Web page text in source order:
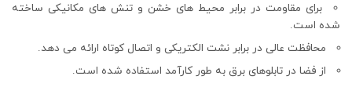
برای مقاومت در برابر محیط های خشن و تنش های مکانیکی ساخته
شده است.
محافظت عالی در برابر نشت الکتریکی و اتصال کوتاه ارائه می دهد.
از فضا در تابلوهای برق به طور کارآمد استفاده شده است.